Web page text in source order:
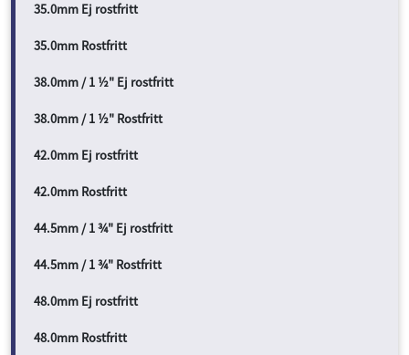
35.0mm Ej rostfritt
35.0mm Rostfritt
38.0mm / 1 ½" Ej rostfritt
38.0mm / 1 ½" Rostfritt
42.0mm Ej rostfritt
42.0mm Rostfritt
44.5mm / 1 ¾" Ej rostfritt
44.5mm / 1 ¾" Rostfritt
48.0mm Ej rostfritt
48.0mm Rostfritt